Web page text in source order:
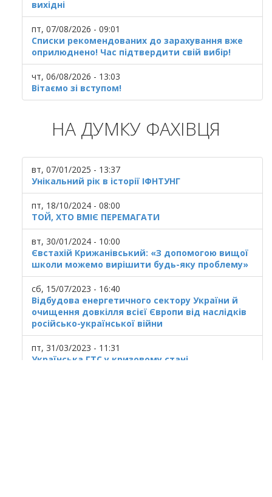
вихідні
пт, 07/08/2026 - 09:01
Списки рекомендованих до зарахування вже
оприлюднено! Час підтвердити свій вибір!
чт, 06/08/2026 - 13:03
Вітаємо зі вступом!
НА ДУМКУ ФАХІВЦЯ
вт, 07/01/2025 - 13:37
Унікальний рік в історії ІФНТУНГ
пт, 18/10/2024 - 08:00
ТОЙ, ХТО ВМІЄ ПЕРЕМАГАТИ
вт, 30/01/2024 - 10:00
Євстахій Крижанівський: «З допомогою вищої
школи можемо вирішити будь-яку проблему»
сб, 15/07/2023 - 16:40
Відбудова енергетичного сектору України й
очищення довкілля всієї Європи від наслідків
російсько-української війни
пт, 31/03/2023 - 11:31
Українська ГТС у кризовому стані